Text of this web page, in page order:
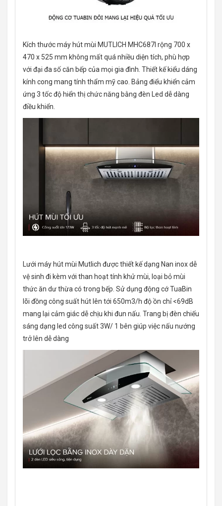
Kích thước máy hút mùi MUTLICH MHC687I rộng 700 x
470 x 525 mm không mất quá nhiều diện tích, phù hợp
với đại đa số căn bếp của mọi gia đình. Thiết kế kiểu dáng
kính cong mang tính thẩm mỹ cao. Bảng điểu khiển cảm
ứng 3 tốc độ hiển thị chức năng bằng đèn Led dễ dàng
điều khiển.
Lưới máy hút mùi Mutlich được thiết kế dạng Nan inox dễ
vệ sinh đi kèm với than hoạt tính khử mùi, loại bỏ mùi
thức ăn dư thừa có trong bếp. Sử dụng động cớ TuaBin
lõi đồng công suất hút lên tới 650m3/h độ ồn chỉ <69dB
mang lại cảm giác dễ chịu khi đun nấu. Trang bị đèn chiếu
sáng dạng led công suất 3W/ 1 bên giúp việc nấu nướng
trở lên dễ dàng